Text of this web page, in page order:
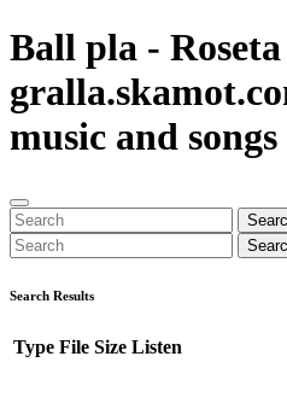
Ball pla -
music and
Search Results
Type File Size Listen